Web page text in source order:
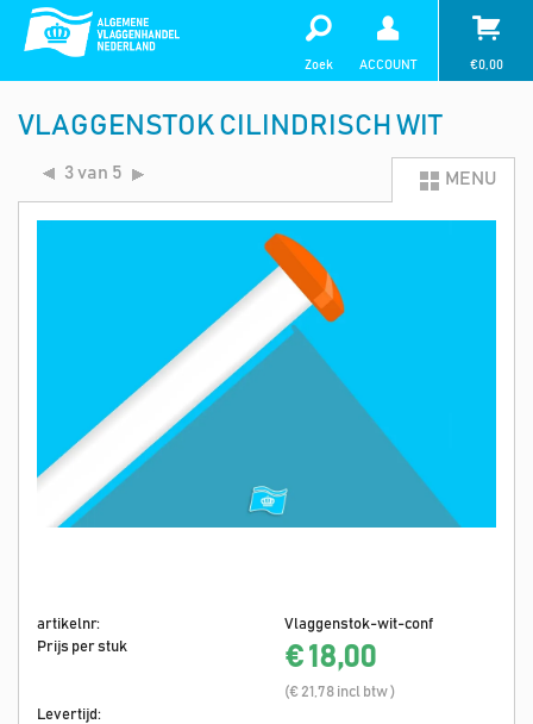
Zoek ACCOUNT €0,00
VLAGGENSTOK CILINDRISCH WIT
3 van 5 MENU
artikelnr:
Vlaggenstok-wit-conf
Prijs per stuk
€ 18,00
(€ 21,78 incl btw )
Levertijd: